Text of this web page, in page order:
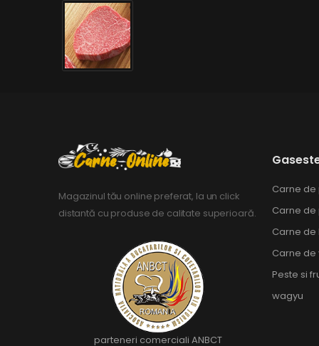
Magazinul tău online preferat, la un click
distantă cu produse de calitate superioară.
parteneri comerciali ANBCT
Carne
Carne
Carne de
Carne
Peste si
wagyu